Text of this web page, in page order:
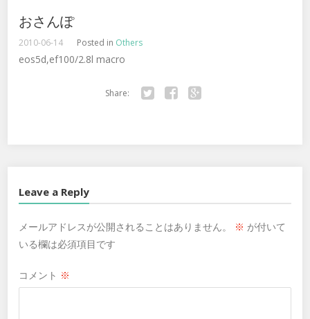
おさんぽ
2010-06-14 Posted in Others
eos5d,ef100/2.8l macro
Share:
Leave a Reply
メールアドレスが公開されることはありません。 ※ が付いて
いる欄は必須項目です
コメント ※